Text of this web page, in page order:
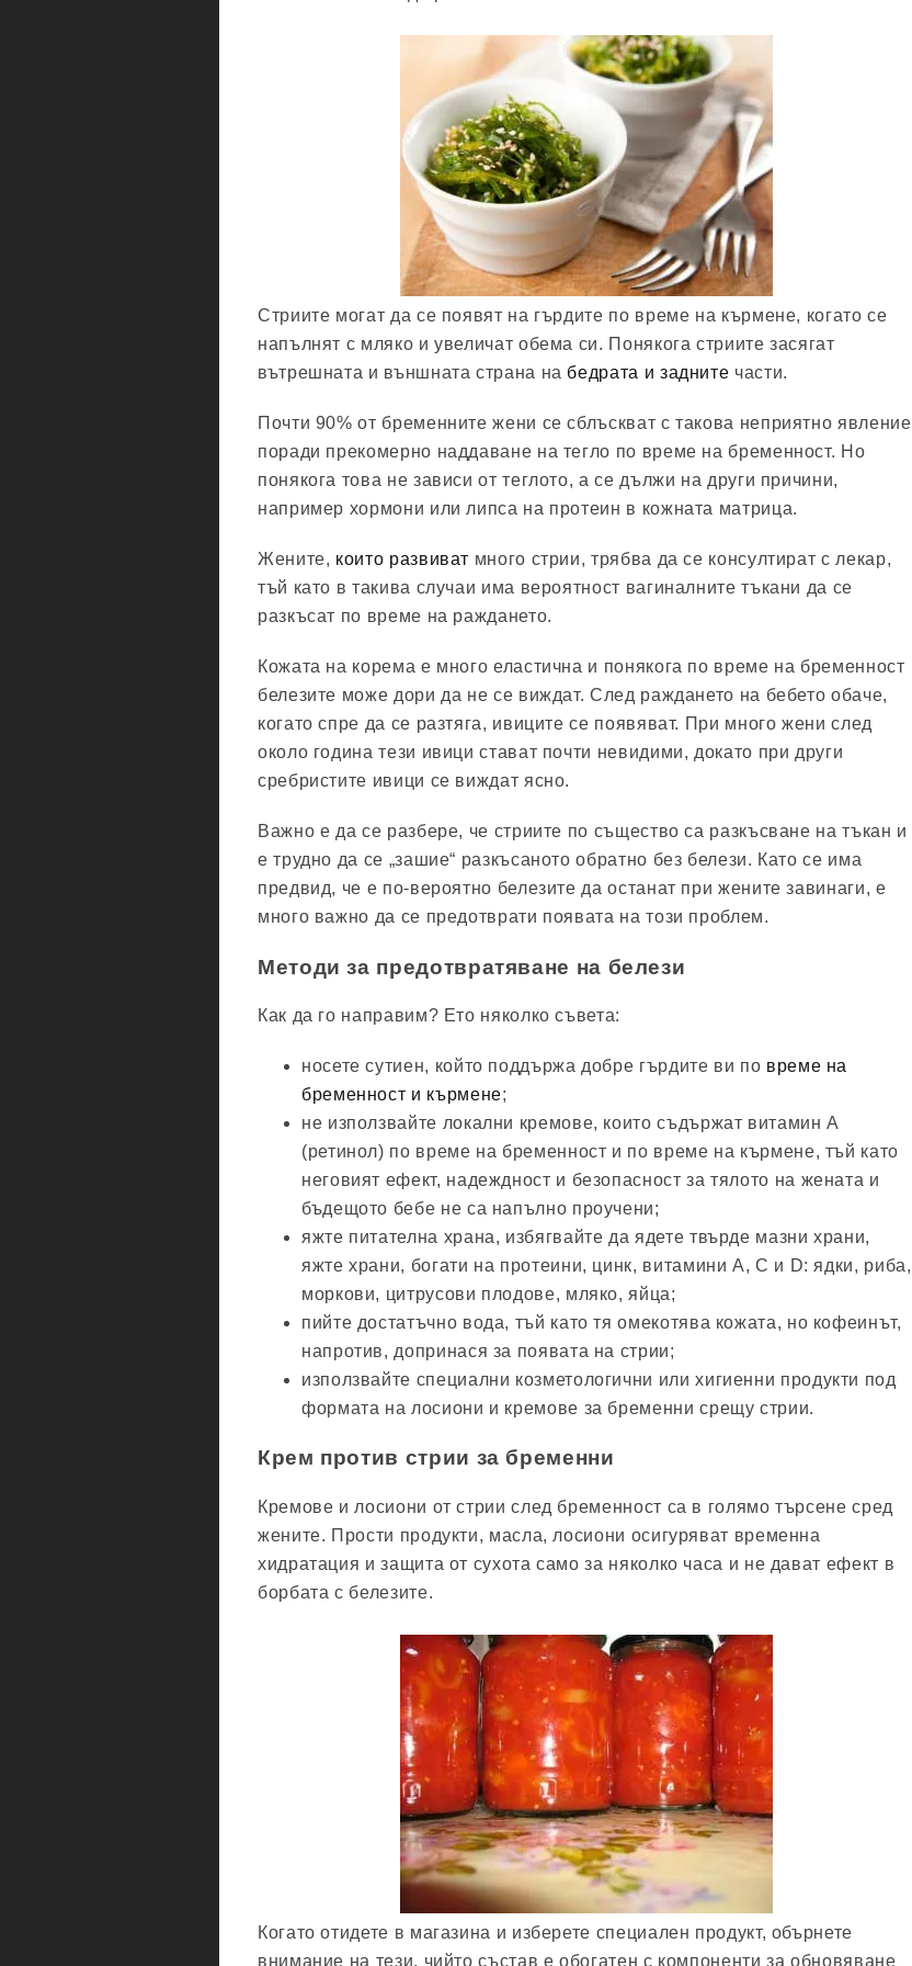
Стриите могат да се появят на гърдите по време на кърмене, когато се
напълнят с мляко и увеличат обема си. Понякога стриите засягат
вътрешната и външната страна на бедрата и задните части.
Почти 90% от бременните жени се сблъскват с такова неприятно явление
поради прекомерно наддаване на тегло по време на бременност. Но
понякога това не зависи от теглото, а се дължи на други причини,
например хормони или липса на протеин в кожната матрица.
Жените, които развиват много стрии, трябва да се консултират с лекар,
тъй като в такива случаи има вероятност вагиналните тъкани да се
разкъсат по време на раждането.
Кожата на корема е много еластична и понякога по време на бременност
белезите може дори да не се виждат. След раждането на бебето обаче,
когато спре да се разтяга, ивиците се появяват. При много жени след
около година тези ивици стават почти невидими, докато при други
сребристите ивици се виждат ясно.
Важно е да се разбере, че стриите по същество са разкъсване на тъкан и
е трудно да се „зашие“ разкъсаното обратно без белези. Като се има
предвид, че е по-вероятно белезите да останат при жените завинаги, е
много важно да се предотврати появата на този проблем.
Методи за предотвратяване на белези
Как да го направим? Ето няколко съвета:
носете сутиен, който поддържа добре гърдите ви по време на
бременност и кърмене;
не използвайте локални кремове, които съдържат витамин А
(ретинол) по време на бременност и по време на кърмене, тъй като
неговият ефект, надеждност и безопасност за тялото на жената и
бъдещото бебе не са напълно проучени;
яжте питателна храна, избягвайте да ядете твърде мазни храни,
яжте храни, богати на протеини, цинк, витамини А, С и D: ядки, риба,
моркови, цитрусови плодове, мляко, яйца;
пийте достатъчно вода, тъй като тя омекотява кожата, но кофеинът,
напротив, допринася за появата на стрии;
използвайте специални козметологични или хигиенни продукти под
формата на лосиони и кремове за бременни срещу стрии.
Крем против стрии за бременни
Кремове и лосиони от стрии след бременност са в голямо търсене сред
жените. Прости продукти, масла, лосиони осигуряват временна
хидратация и защита от сухота само за няколко часа и не дават ефект в
борбата с белезите.
Когато отидете в магазина и изберете специален продукт, обърнете
внимание на тези, чийто състав е обогатен с компоненти за обновяване